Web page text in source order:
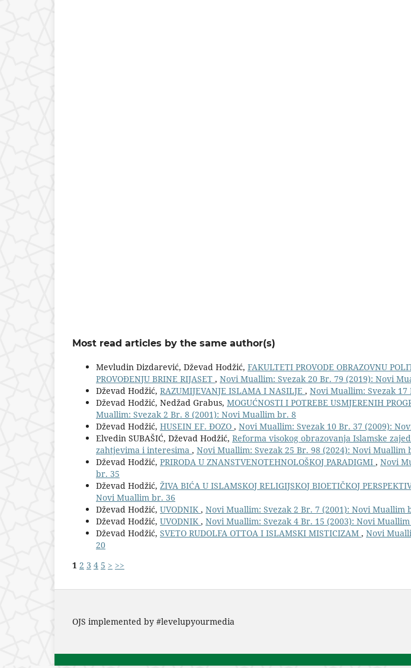
Most read articles by the same author(s)
Mevludin Dizdarević, Dževad Hodžić, FAKULTETI PROVODE OBRAZOVNU
PROVOĐENJU BRINE RIJASET , Novi Muallim: Svezak 20 Br. 79 (2019): Novi
Dževad Hodžić, RAZUMIJEVANJE ISLAMA I NASILJE , Novi Muallim: Svezak
Dževad Hodžić, Nedžad Grabus, MOGUĆNOSTI I POTREBE USMJERENIH
Muallim: Svezak 2 Br. 8 (2001): Novi Muallim br. 8
Dževad Hodžić, HUSEIN EF. ĐOZO , Novi Muallim: Svezak 10 Br. 37 (2009):
Elvedin SUBAŠIĆ, Dževad Hodžić, Reforma visokog obrazovanja Islamske
zahtjevima i interesima , Novi Muallim: Svezak 25 Br. 98 (2024): Novi Muallim
Dževad Hodžić, PRIRODA U ZNANSTVENOTEHNOLOŠKOJ PARADIGMI , Novi
br. 35
Dževad Hodžić, ŽIVA BIĆA U ISLAMSKOJ RELIGIJSKOJ BIOETIČKOJ
Novi Muallim br. 36
Dževad Hodžić, UVODNIK , Novi Muallim: Svezak 2 Br. 7 (2001): Novi Muallim
Dževad Hodžić, UVODNIK , Novi Muallim: Svezak 4 Br. 15 (2003): Novi
Dževad Hodžić, SVETO RUDOLFA OTTOA I ISLAMSKI MISTICIZAM , Novi
20
1 2 3 4 5 > >>
OJS implemented by #levelupyourmedia